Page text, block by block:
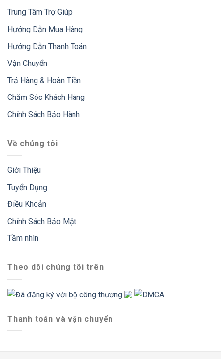
Trung Tâm Trợ Giúp
Hướng Dẫn Mua Hàng
Hướng Dẫn Thanh Toán
Vận Chuyển
Trả Hàng & Hoàn Tiền
Chăm Sóc Khách Hàng
Chính Sách Bảo Hành
Về chúng tôi
Giới Thiệu
Tuyển Dụng
Điều Khoản
Chính Sách Bảo Mật
Tầm nhìn
Theo dõi chúng tôi trên
Thanh toán và vận chuyển